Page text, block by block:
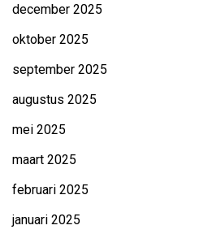
december 2025
oktober 2025
september 2025
augustus 2025
mei 2025
maart 2025
februari 2025
januari 2025